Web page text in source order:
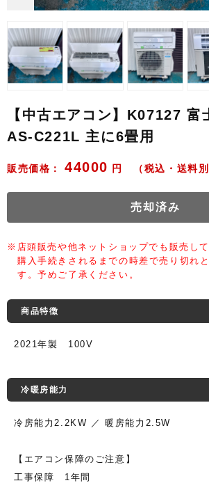
【中古エアコン】K07127 富
AS-C221L 主に6畳用
販売価格： 44000 円 （税込・送料別
売却済み
※店頭販売や他ネットショップでも販売し
購入手続きされるまでの時差で売り切れ
す。予めご了承ください。
商品特徴
2021年製 100V
冷暖房能力
冷房能力2.2KW ／ 暖房能力2.5W
【エアコン保障のご注意】
工事保障 1年間